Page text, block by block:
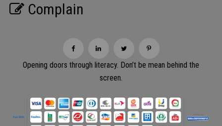
Complain
Opening doors through literacy. Don’t be mean behind the
screen.